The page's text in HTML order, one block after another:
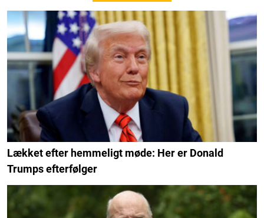
Lækket efter hemmeligt møde: Her er Donald
Trumps efterfølger